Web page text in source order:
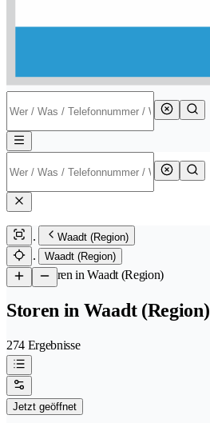
Waadt (Region)
Waadt (Region)
/Storen in Waadt (Region)
Storen in Waadt (Region)
274 Ergebnisse
Jetzt geöffnet